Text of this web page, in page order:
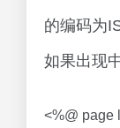
的编码为
如果出现
<%@ page